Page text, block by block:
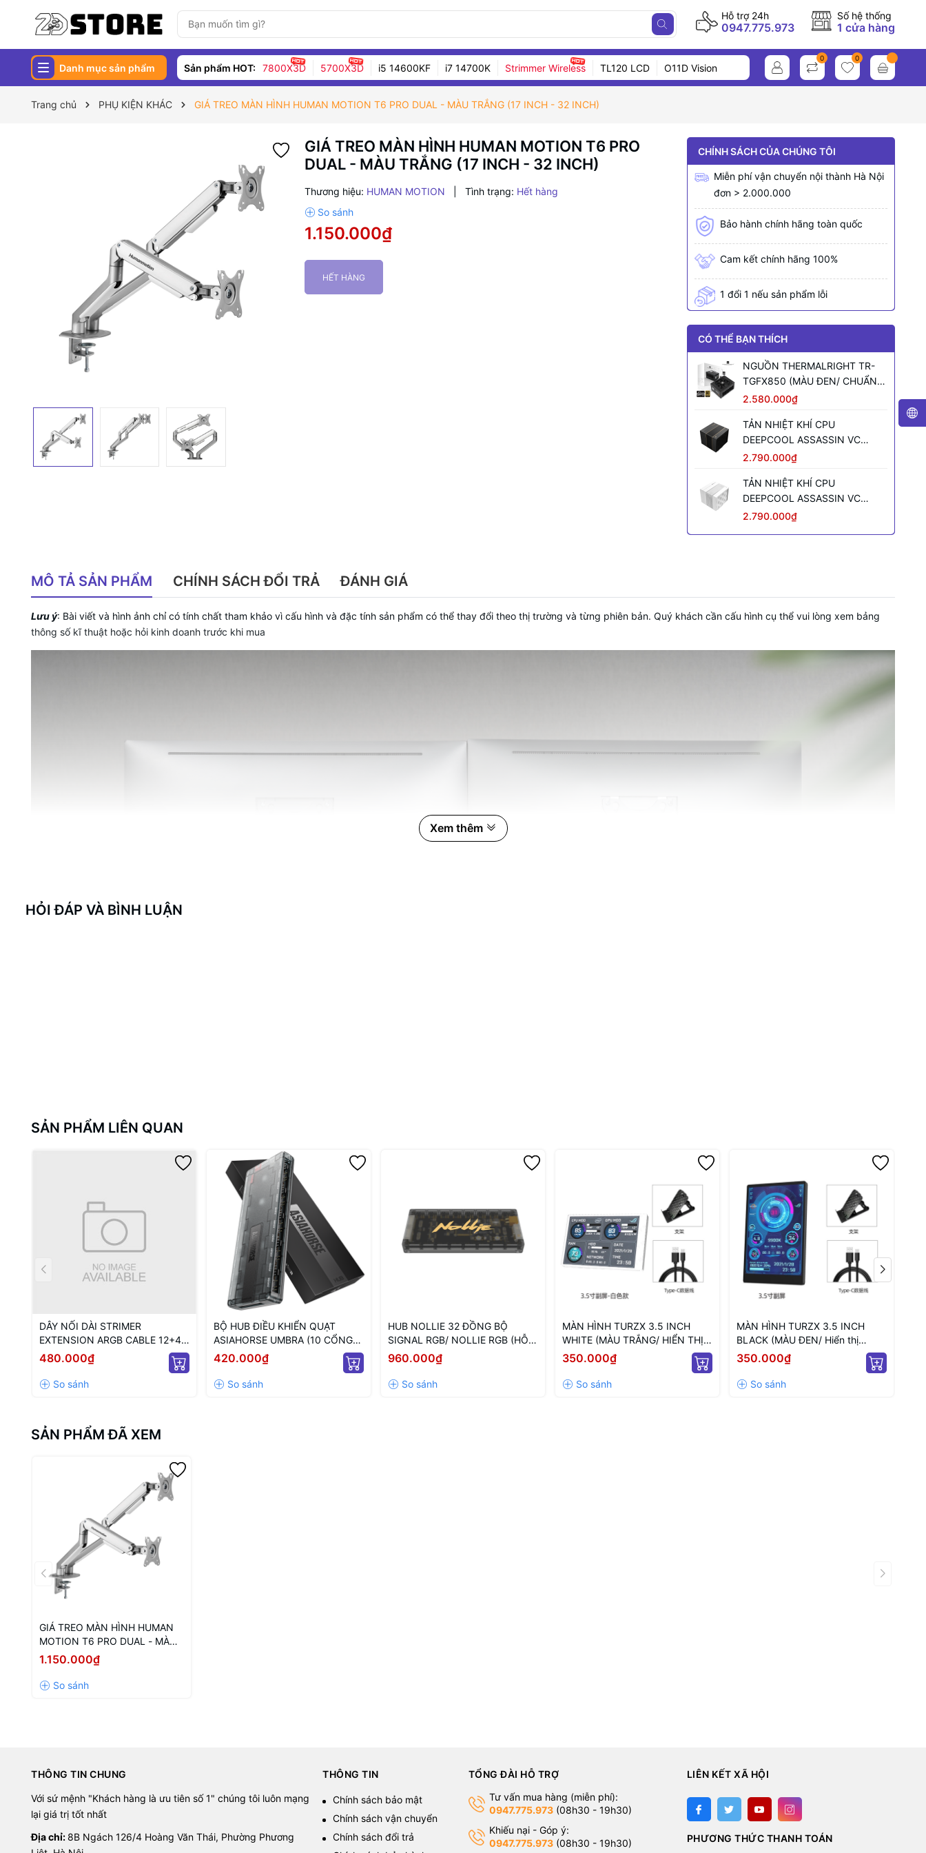
Hỗ trợ 24h
0947.775.973
Số hệ thống
1 cửa hàng
Danh mục sản phẩm Sản phẩm HOT: 7800X3D 5700X3D i5 14600KF i7 14700K Strimmer Wireless TL120 LCD O11D Vision
0 0
Trang chủ PHỤ KIỆN KHÁC GIÁ TREO MÀN HÌNH HUMAN MOTION T6 PRO DUAL - MÀU TRẮNG (17 INCH - 32 INCH)
GIÁ TREO MÀN HÌNH HUMAN MOTION T6 PRO
DUAL - MÀU TRẮNG (17 INCH - 32 INCH)
Thương hiệu: HUMAN MOTION Tình trạng: Hết hàng
1.150.000₫
HẾT HÀNG
CHÍNH SÁCH CỦA CHÚNG TÔI
Miễn phí vận chuyển nội thành Hà Nội
đơn > 2.000.000
Bảo hành chính hãng toàn quốc
Cam kết chính hãng 100%
1 đổi 1 nếu sản phẩm lỗi
CÓ THỂ BẠN THÍCH
NGUỒN THERMALRIGHT TR-
TGFX850 (MÀU ĐEN/ CHUẨN
SFX/ FULL MODULAR/ 850W)
2.580.000₫
TẢN NHIỆT KHÍ CPU
DEEPCOOL ASSASSIN VC
ELITE (MÀU ĐEN)
2.790.000₫
TẢN NHIỆT KHÍ CPU
DEEPCOOL ASSASSIN VC
ELITE WH WH (MÀU TRẮNG)
2.790.000₫
MÔ TẢ SẢN PHẨM CHÍNH SÁCH ĐỔI TRẢ ĐÁNH GIÁ
Lưu ý: Bài viết và hình ảnh chỉ có tính chất tham khảo vì cấu hình và đặc tính sản phẩm có thể thay đổi theo thị trường và từng phiên bản. Quý khách cần cấu hình cụ thể vui lòng xem bảng
thông số kĩ thuật hoặc hỏi kinh doanh trước khi mua
Xem thêm
HỎI ĐÁP VÀ BÌNH LUẬN
SẢN PHẨM LIÊN QUAN
DÂY NỐI DÀI STRIMER
EXTENSION ARGB CABLE 12+4
TO 12P+4P WHITE (MÀU
TRẮNG/ 12VHPWR)
480.000₫
BỘ HUB ĐIỀU KHIỂN QUẠT
ASIAHORSE UMBRA (10 CỔNG
KẾT NỐI PWM VÀ 5V ARGB/
NGUỒN SATA)
420.000₫
HUB NOLLIE 32 ĐỒNG BỘ
SIGNAL RGB/ NOLLIE RGB (HỖ
TRỢ TÙY BIẾN LED NÂNG CAO)
960.000₫
MÀN HÌNH TURZX 3.5 INCH
WHITE (MÀU TRẮNG/ HIỂN THỊ
THÔNG SỐ PC)
350.000₫
MÀN HÌNH TURZX 3.5 INCH
BLACK (MÀU ĐEN/ Hiển thị
thông số PC)
350.000₫
SẢN PHẨM ĐÃ XEM
GIÁ TREO MÀN HÌNH HUMAN
MOTION T6 PRO DUAL - MÀU
TRẮNG (17 INCH - 32 INCH)
1.150.000₫
THÔNG TIN CHUNG
Với sứ mệnh "Khách hàng là ưu tiên số 1" chúng tôi luôn mạng
lại giá trị tốt nhất
Địa chỉ: 8B Ngách 126/4 Hoàng Văn Thái, Phường Phương
THÔNG TIN
Chính sách bảo mật
Chính sách vận chuyển
Chính sách đổi trả
TỔNG ĐÀI HỖ TRỢ
Tư vấn mua hàng (miễn phí):
0947.775.973(08h30 - 19h30)
Khiếu nại - Góp ý:
0947.775.973(08h30 - 19h30)
LIÊN KẾT XÃ HỘI
PHƯƠNG THỨC THANH TOÁN